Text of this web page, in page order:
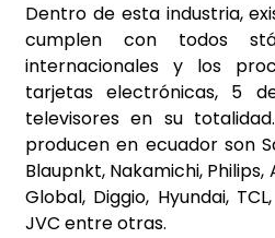
Dentro de esta industria,
cumplen con todos
internacionales y los
tarjetas electrónicas, 5
televisores en su
producen en ecuador son
Blaupnkt, Nakamichi, Philips,
Global, Diggio, Hyundai,
JVC entre otras.